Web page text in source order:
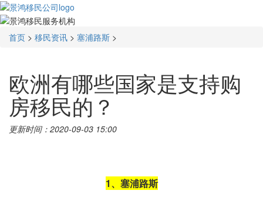
首页 > 移民资讯 > 塞浦路斯 >
欧洲有哪些国家是支持购
房移民的？
更新时间：2020-09-03 15:00
1、 塞浦路斯